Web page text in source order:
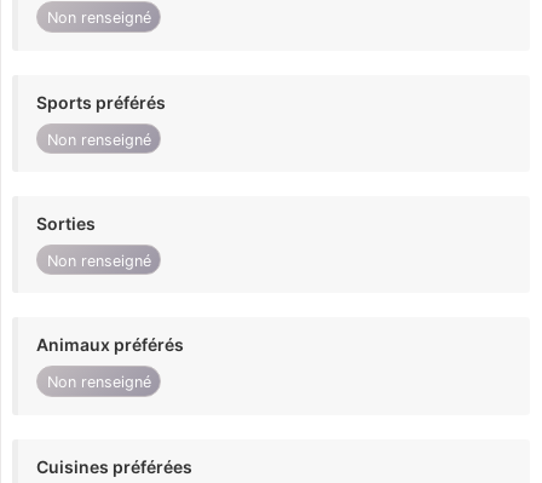
Non renseigné
Sports préférés
Non renseigné
Sorties
Non renseigné
Animaux préférés
Non renseigné
Cuisines préférées